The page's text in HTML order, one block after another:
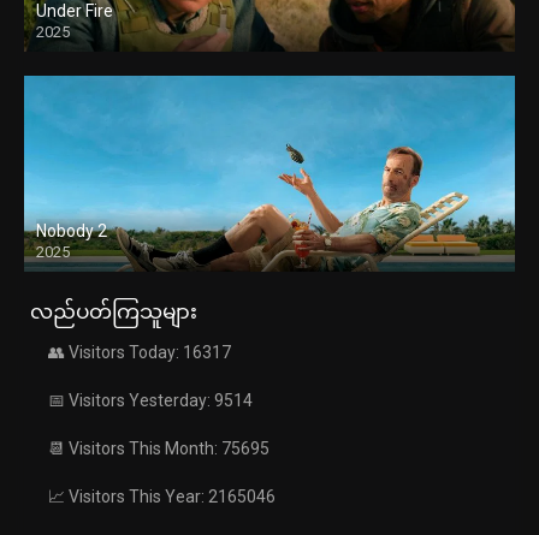
Under Fire
2025
Nobody 2
2025
လည်ပတ်ကြသူများ
👥 Visitors Today: 16317
📅 Visitors Yesterday: 9514
📆 Visitors This Month: 75695
📈 Visitors This Year: 2165046